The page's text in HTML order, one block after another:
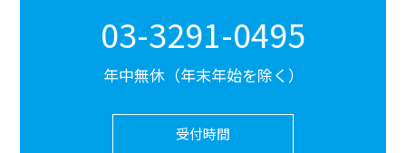
03-3291-0495
年中無休（年末年始を除く）
受付時間